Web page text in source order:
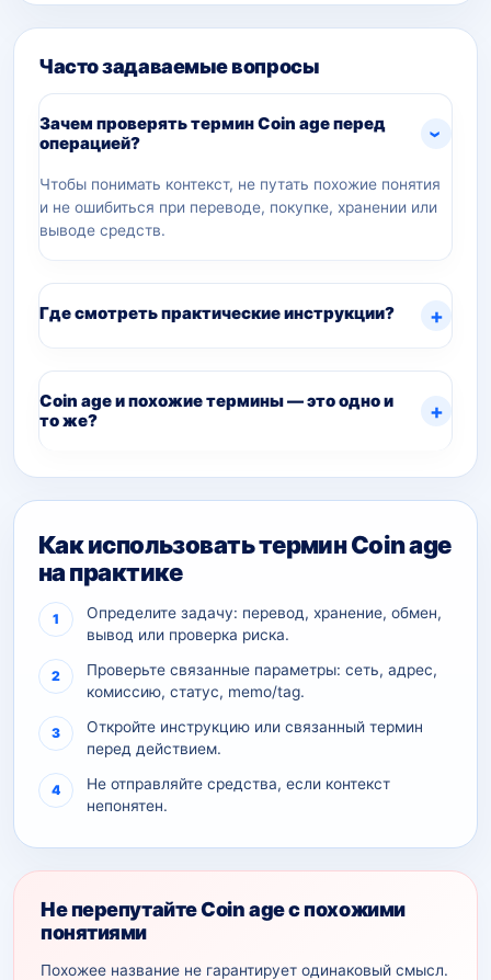
Часто задаваемые вопросы
Зачем проверять термин Coin age перед
операцией?
Чтобы понимать контекст, не путать похожие понятия
и не ошибиться при переводе, покупке, хранении или
выводе средств.
Где смотреть практические инструкции?
Coin age и похожие термины — это одно и
то же?
Как использовать термин Coin age
на практике
Определите задачу: перевод, хранение, обмен,
вывод или проверка риска.
Проверьте связанные параметры: сеть, адрес,
комиссию, статус, memo/tag.
Откройте инструкцию или связанный термин
перед действием.
Не отправляйте средства, если контекст
непонятен.
Не перепутайте Coin age с похожими
понятиями
Похожее название не гарантирует одинаковый смысл.